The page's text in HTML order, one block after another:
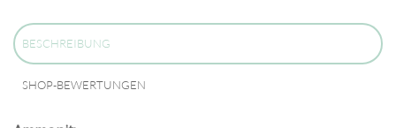
BESCHREIBUNG
SHOP-BEWERTUNGEN